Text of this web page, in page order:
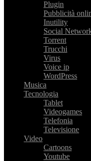
Plugin
Pubblicità
Inutility
Social
Torrent
Trucchi
Virus
Voice ip
WordPress
Musica
Tecnologia
Tablet
Videogames
Telefonia
Televisione
Video
Cartoons
Youtube